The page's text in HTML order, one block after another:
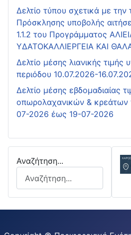
Δελτίο τύπου σχετικά με την
Πρόσκλησης υποβολής
1.1.2 του Προγράμματος
ΥΔΑΤΟΚΑΛΛΙΕΡΓΕΙΑ ΚΑΙ
Δελτίο μέσης λιανικής
περιόδου 10.07.2026-
Δελτίο μέσης εβδομαδιαίας
οπωρολαχανικών & κρεάτων
07-2026 έως 19-07-2026
Αναζήτηση...